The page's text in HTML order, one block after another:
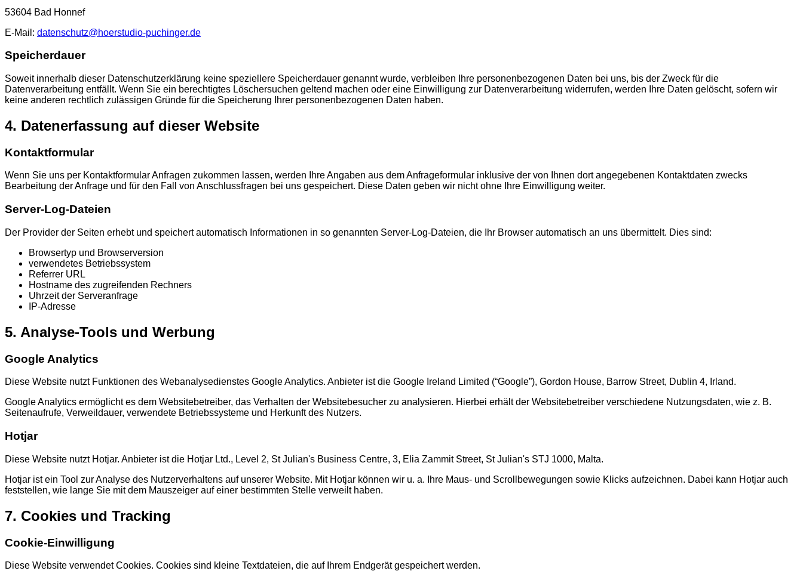
53604 Bad Honnef
E-Mail: datenschutz@hoerstudio-puchinger.de
Speicherdauer
Soweit innerhalb dieser Datenschutzerklärung keine speziellere Speicherdauer genannt wurde, verbleiben Ihre personenbezogenen Daten bei uns, bis der Zweck für die
Datenverarbeitung entfällt. Wenn Sie ein berechtigtes Löschersuchen geltend machen oder eine Einwilligung zur Datenverarbeitung widerrufen, werden Ihre Daten gelöscht, sofern wir
keine anderen rechtlich zulässigen Gründe für die Speicherung Ihrer personenbezogenen Daten haben.
4. Datenerfassung auf dieser Website
Kontaktformular
Wenn Sie uns per Kontaktformular Anfragen zukommen lassen, werden Ihre Angaben aus dem Anfrageformular inklusive der von Ihnen dort angegebenen Kontaktdaten zwecks
Bearbeitung der Anfrage und für den Fall von Anschlussfragen bei uns gespeichert. Diese Daten geben wir nicht ohne Ihre Einwilligung weiter.
Server-Log-Dateien
Der Provider der Seiten erhebt und speichert automatisch Informationen in so genannten Server-Log-Dateien, die Ihr Browser automatisch an uns übermittelt. Dies sind:
Browsertyp und Browserversion
verwendetes Betriebssystem
Referrer URL
Hostname des zugreifenden Rechners
Uhrzeit der Serveranfrage
IP-Adresse
5. Analyse-Tools und Werbung
Google Analytics
Diese Website nutzt Funktionen des Webanalysedienstes Google Analytics. Anbieter ist die Google Ireland Limited (“Google”), Gordon House, Barrow Street, Dublin 4, Irland.
Google Analytics ermöglicht es dem Websitebetreiber, das Verhalten der Websitebesucher zu analysieren. Hierbei erhält der Websitebetreiber verschiedene Nutzungsdaten, wie z. B.
Seitenaufrufe, Verweildauer, verwendete Betriebssysteme und Herkunft des Nutzers.
Hotjar
Diese Website nutzt Hotjar. Anbieter ist die Hotjar Ltd., Level 2, St Julian's Business Centre, 3, Elia Zammit Street, St Julian's STJ 1000, Malta.
Hotjar ist ein Tool zur Analyse des Nutzerverhaltens auf unserer Website. Mit Hotjar können wir u. a. Ihre Maus- und Scrollbewegungen sowie Klicks aufzeichnen. Dabei kann Hotjar auch
feststellen, wie lange Sie mit dem Mauszeiger auf einer bestimmten Stelle verweilt haben.
7. Cookies und Tracking
Cookie-Einwilligung
Diese Website verwendet Cookies. Cookies sind kleine Textdateien, die auf Ihrem Endgerät gespeichert werden.